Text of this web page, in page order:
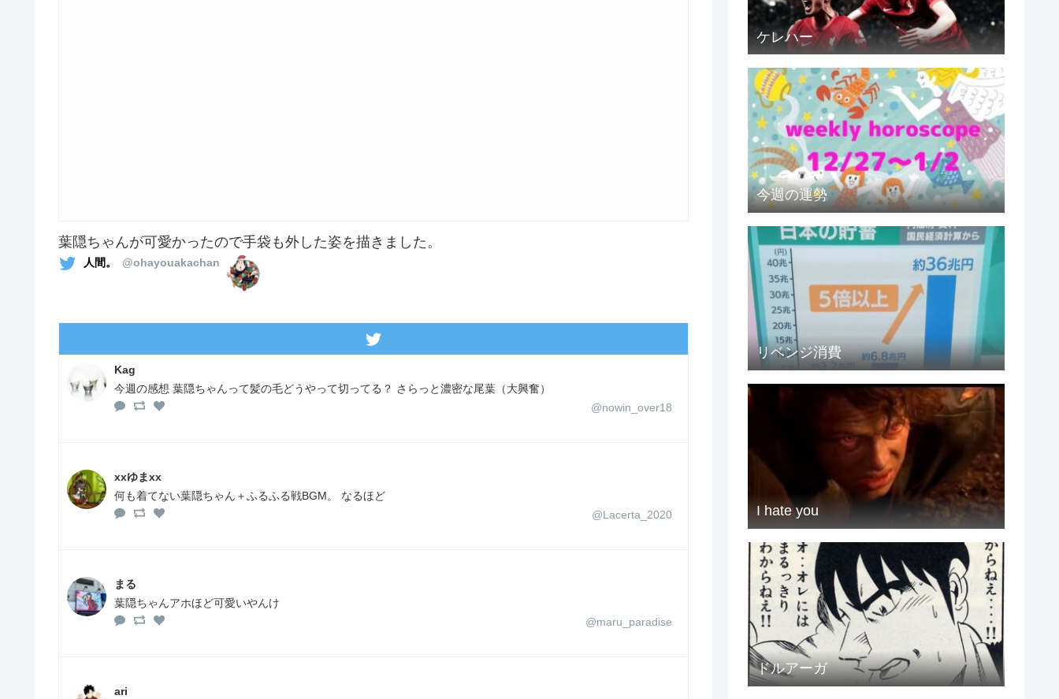
葉隠ちゃんが可愛かったので手袋も外した姿を描きました。
人間。 @ohayouakachan
Kag
今週の感想 葉隠ちゃんって髪の毛どうやって切ってる？ さらっと濃密な尾葉（大興奮）
@nowin_over18
xxゆまxx
何も着てない葉隠ちゃん＋ふるふる戦BGM。 なるほど
@Lacerta_2020
まる
葉隠ちゃんアホほど可愛いやんけ
@maru_paradise
ari
ケレハー
今週の運勢
リベンジ消費
I hate you
ドルアーガ